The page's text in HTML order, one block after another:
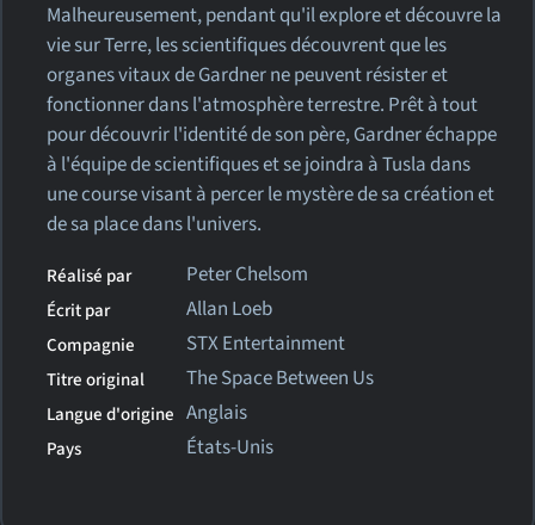
Malheureusement, pendant qu'il explore et découvre la
vie sur Terre, les scientifiques découvrent que les
organes vitaux de Gardner ne peuvent résister et
fonctionner dans l'atmosphère terrestre. Prêt à tout
pour découvrir l'identité de son père, Gardner échappe
à l'équipe de scientifiques et se joindra à Tusla dans
une course visant à percer le mystère de sa création et
de sa place dans l'univers.
Réalisé par Peter Chelsom
Écrit par Allan Loeb
Compagnie STX Entertainment
Titre original The Space Between Us
Langue d'origine Anglais
Pays États-Unis